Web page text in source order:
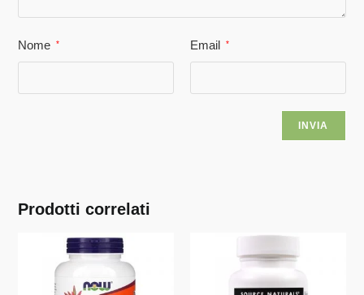
Nome * Email *
Prodotti correlati